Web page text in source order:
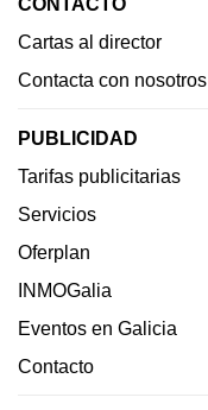
Cartas al director
Contacta con nosotros
PUBLICIDAD
Tarifas publicitarias
Servicios
Oferplan
INMOGalia
Eventos en Galicia
Contacto